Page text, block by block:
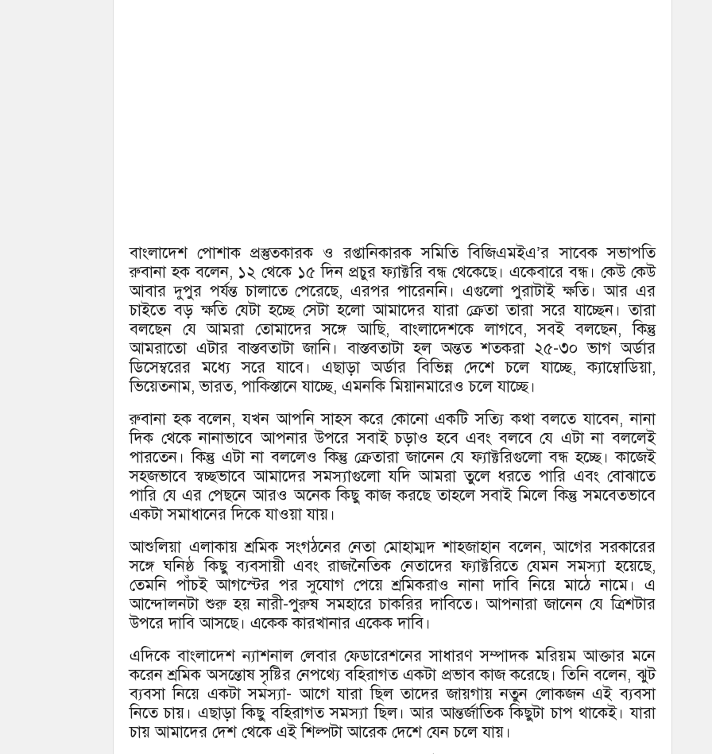
বাংলাদেশ পোশাক প্রস্তুতকারক ও রপ্তানিকারক সমিতি বিজিএমইএ’র সাবেক সভাপতি
রুবানা হক বলেন, ১২ থেকে ১৫ দিন প্রচুর ফ্যাক্টরি বন্ধ থেকেছে। একেবারে বন্ধ। কেউ কেউ
আবার দুপুর পর্যন্ত চালাতে পেরেছে, এরপর পারেননি। এগুলো পুরাটাই ক্ষতি। আর এর
চাইতে বড় ক্ষতি যেটা হচ্ছে সেটা হলো আমাদের যারা ক্রেতা তারা সরে যাচ্ছেন। তারা
বলছেন যে আমরা তোমাদের সঙ্গে আছি, বাংলাদেশকে লাগবে, সবই বলছেন, কিন্তু
আমরাতো এটার বাস্তবতাটা জানি। বাস্তবতাটা হল অন্তত শতকরা ২৫-৩০ ভাগ অর্ডার
ডিসেম্বরের মধ্যে সরে যাবে। এছাড়া অর্ডার বিভিন্ন দেশে চলে যাচ্ছে, ক্যাম্বোডিয়া,
ভিয়েতনাম, ভারত, পাকিস্তানে যাচ্ছে, এমনকি মিয়ানমারেও চলে যাচ্ছে।
রুবানা হক বলেন, যখন আপনি সাহস করে কোনো একটি সত্যি কথা বলতে যাবেন, নানা
দিক থেকে নানাভাবে আপনার উপরে সবাই চড়াও হবে এবং বলবে যে এটা না বললেই
পারতেন। কিন্তু এটা না বললেও কিন্তু ক্রেতারা জানেন যে ফ্যাক্টরিগুলো বন্ধ হচ্ছে। কাজেই
সহজভাবে স্বচ্ছভাবে আমাদের সমস্যাগুলো যদি আমরা তুলে ধরতে পারি এবং বোঝাতে
পারি যে এর পেছনে আরও অনেক কিছু কাজ করছে তাহলে সবাই মিলে কিন্তু সমবেতভাবে
একটা সমাধানের দিকে যাওয়া যায়।
আশুলিয়া এলাকায় শ্রমিক সংগঠনের নেতা মোহাম্মদ শাহজাহান বলেন, আগের সরকারের
সঙ্গে ঘনিষ্ঠ কিছু ব্যবসায়ী এবং রাজনৈতিক নেতাদের ফ্যাক্টরিতে যেমন সমস্যা হয়েছে,
তেমনি পাঁচই আগস্টের পর সুযোগ পেয়ে শ্রমিকরাও নানা দাবি নিয়ে মাঠে নামে। এ
আন্দোলনটা শুরু হয় নারী-পুরুষ সমহারে চাকরির দাবিতে। আপনারা জানেন যে ত্রিশটার
উপরে দাবি আসছে। একেক কারখানার একেক দাবি।
এদিকে বাংলাদেশ ন্যাশনাল লেবার ফেডারেশনের সাধারণ সম্পাদক মরিয়ম আক্তার মনে
করেন শ্রমিক অসন্তোষ সৃষ্টির নেপথ্যে বহিরাগত একটা প্রভাব কাজ করেছে। তিনি বলেন, ঝুট
ব্যবসা নিয়ে একটা সমস্যা- আগে যারা ছিল তাদের জায়গায় নতুন লোকজন এই ব্যবসা
নিতে চায়। এছাড়া কিছু বহিরাগত সমস্যা ছিল। আর আন্তর্জাতিক কিছুটা চাপ থাকেই। যারা
চায় আমাদের দেশ থেকে এই শিল্পটা আরেক দেশে যেন চলে যায়।